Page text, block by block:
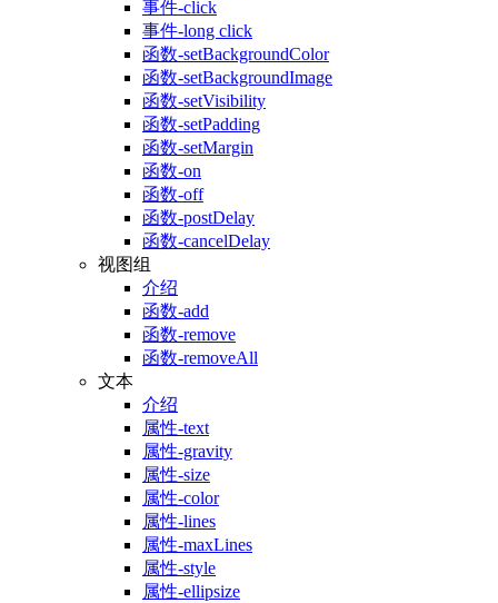
事件-click
事件-long click
函数-setBackgroundColor
函数-setBackgroundImage
函数-setVisibility
函数-setPadding
函数-setMargin
函数-on
函数-off
函数-postDelay
函数-cancelDelay
视图组
介绍
函数-add
函数-remove
函数-removeAll
文本
介绍
属性-text
属性-gravity
属性-size
属性-color
属性-lines
属性-maxLines
属性-style
属性-ellipsize